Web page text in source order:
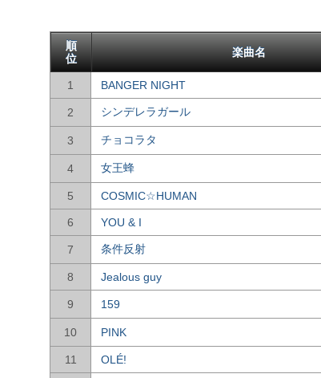
順
位
楽曲名
1 BANGER NIGHT
2 シンデレラガール
3 チョコラタ
4 女王蜂
5 COSMIC☆HUMAN
6 YOU & I
7 条件反射
8 Jealous guy
9 159
10 PINK
11 OLÉ!